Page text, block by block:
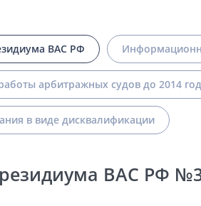
ВАС РФ
арбитражных судов до 2014
в виде дисквалификации
ВАС РФ